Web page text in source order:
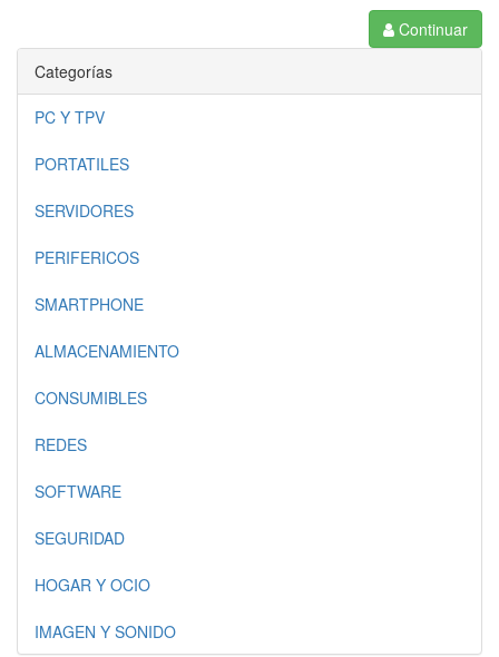
Continuar
Categorías
PC Y TPV
PORTATILES
SERVIDORES
PERIFERICOS
SMARTPHONE
ALMACENAMIENTO
CONSUMIBLES
REDES
SOFTWARE
SEGURIDAD
HOGAR Y OCIO
IMAGEN Y SONIDO